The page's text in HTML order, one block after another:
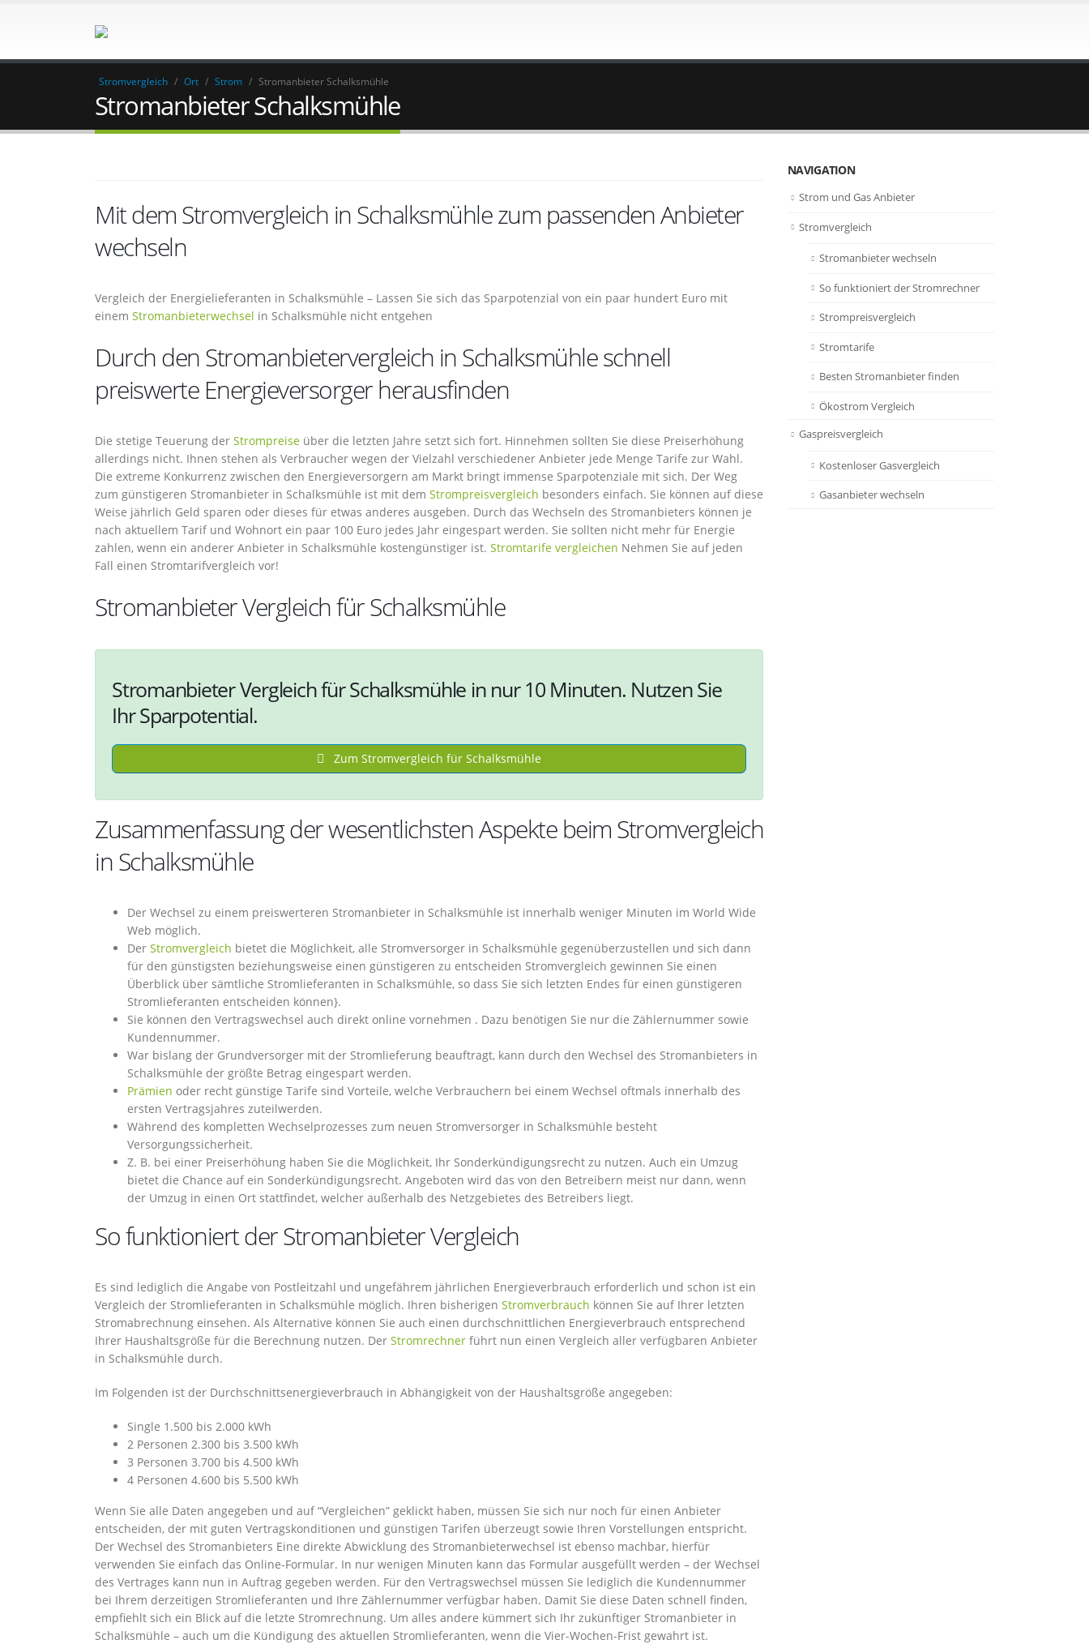
Stromvergleich / Ort / Strom / Stromanbieter Schalksmühle
Stromanbieter Schalksmühle
Mit dem Stromvergleich in Schalksmühle zum passenden Anbieter
wechseln
Vergleich der Energielieferanten in Schalksmühle – Lassen Sie sich das Sparpotenzial von ein paar hundert Euro mit
einem Stromanbieterwechsel in Schalksmühle nicht entgehen
Durch den Stromanbietervergleich in Schalksmühle schnell
preiswerte Energieversorger herausfinden
Die stetige Teuerung der Strompreise über die letzten Jahre setzt sich fort. Hinnehmen sollten Sie diese Preiserhöhung
allerdings nicht. Ihnen stehen als Verbraucher wegen der Vielzahl verschiedener Anbieter jede Menge Tarife zur Wahl.
Die extreme Konkurrenz zwischen den Energieversorgern am Markt bringt immense Sparpotenziale mit sich. Der Weg
zum günstigeren Stromanbieter in Schalksmühle ist mit dem Strompreisvergleich besonders einfach. Sie können auf diese
Weise jährlich Geld sparen oder dieses für etwas anderes ausgeben. Durch das Wechseln des Stromanbieters können je
nach aktuellem Tarif und Wohnort ein paar 100 Euro jedes Jahr eingespart werden. Sie sollten nicht mehr für Energie
zahlen, wenn ein anderer Anbieter in Schalksmühle kostengünstiger ist. Stromtarife vergleichen Nehmen Sie auf jeden
Fall einen Stromtarifvergleich vor!
Stromanbieter Vergleich für Schalksmühle
Stromanbieter Vergleich für Schalksmühle in nur 10 Minuten. Nutzen Sie
Ihr Sparpotential.
Zum Stromvergleich für Schalksmühle
Zusammenfassung der wesentlichsten Aspekte beim Stromvergleich
in Schalksmühle
Der Wechsel zu einem preiswerteren Stromanbieter in Schalksmühle ist innerhalb weniger Minuten im World Wide
Web möglich.
Der Stromvergleich bietet die Möglichkeit, alle Stromversorger in Schalksmühle gegenüberzustellen und sich dann
für den günstigsten beziehungsweise einen günstigeren zu entscheiden Stromvergleich gewinnen Sie einen
Überblick über sämtliche Stromlieferanten in Schalksmühle, so dass Sie sich letzten Endes für einen günstigeren
Stromlieferanten entscheiden können}.
Sie können den Vertragswechsel auch direkt online vornehmen . Dazu benötigen Sie nur die Zählernummer sowie
Kundennummer.
War bislang der Grundversorger mit der Stromlieferung beauftragt, kann durch den Wechsel des Stromanbieters in
Schalksmühle der größte Betrag eingespart werden.
Prämien oder recht günstige Tarife sind Vorteile, welche Verbrauchern bei einem Wechsel oftmals innerhalb des
ersten Vertragsjahres zuteilwerden.
Während des kompletten Wechselprozesses zum neuen Stromversorger in Schalksmühle besteht
Versorgungssicherheit.
Z. B. bei einer Preiserhöhung haben Sie die Möglichkeit, Ihr Sonderkündigungsrecht zu nutzen. Auch ein Umzug
bietet die Chance auf ein Sonderkündigungsrecht. Angeboten wird das von den Betreibern meist nur dann, wenn
der Umzug in einen Ort stattfindet, welcher außerhalb des Netzgebietes des Betreibers liegt.
So funktioniert der Stromanbieter Vergleich
Es sind lediglich die Angabe von Postleitzahl und ungefährem jährlichen Energieverbrauch erforderlich und schon ist ein
Vergleich der Stromlieferanten in Schalksmühle möglich. Ihren bisherigen Stromverbrauch können Sie auf Ihrer letzten
Stromabrechnung einsehen. Als Alternative können Sie auch einen durchschnittlichen Energieverbrauch entsprechend
Ihrer Haushaltsgröße für die Berechnung nutzen. Der Stromrechner führt nun einen Vergleich aller verfügbaren Anbieter
in Schalksmühle durch.
Im Folgenden ist der Durchschnittsenergieverbrauch in Abhängigkeit von der Haushaltsgröße angegeben:
Single 1.500 bis 2.000 kWh
2 Personen 2.300 bis 3.500 kWh
3 Personen 3.700 bis 4.500 kWh
4 Personen 4.600 bis 5.500 kWh
Wenn Sie alle Daten angegeben und auf “Vergleichen” geklickt haben, müssen Sie sich nur noch für einen Anbieter
entscheiden, der mit guten Vertragskonditionen und günstigen Tarifen überzeugt sowie Ihren Vorstellungen entspricht.
Der Wechsel des Stromanbieters Eine direkte Abwicklung des Stromanbieterwechsel ist ebenso machbar, hierfür
verwenden Sie einfach das Online-Formular. In nur wenigen Minuten kann das Formular ausgefüllt werden – der Wechsel
des Vertrages kann nun in Auftrag gegeben werden. Für den Vertragswechsel müssen Sie lediglich die Kundennummer
bei Ihrem derzeitigen Stromlieferanten und Ihre Zählernummer verfügbar haben. Damit Sie diese Daten schnell finden,
empfiehlt sich ein Blick auf die letzte Stromrechnung. Um alles andere kümmert sich Ihr zukünftiger Stromanbieter in
Schalksmühle – auch um die Kündigung des aktuellen Stromlieferanten, wenn die Vier-Wochen-Frist gewahrt ist.
NAVIGATION
Strom und Gas Anbieter
Stromvergleich
Stromanbieter wechseln
So funktioniert der Stromrechner
Strompreisvergleich
Stromtarife
Besten Stromanbieter finden
Ökostrom Vergleich
Gaspreisvergleich
Kostenloser Gasvergleich
Gasanbieter wechseln